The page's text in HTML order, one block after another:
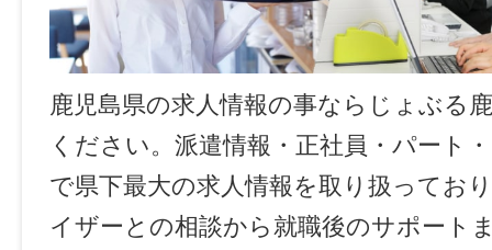
鹿児島県の求人情報の事ならじょぶる
ください。派遣情報・正社員・パート
で県下最大の求人情報を取り扱ってお
イザーとの相談から就職後のサポート